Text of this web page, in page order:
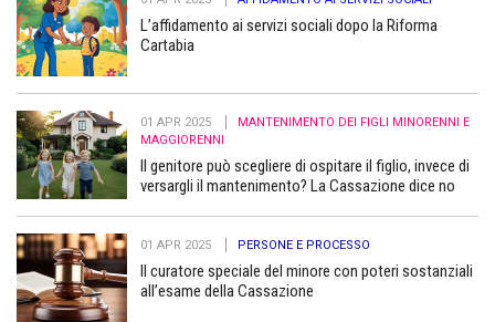
L’affidamento ai servizi sociali dopo la Riforma
Cartabia
01 APR 2025
MANTENIMENTO DEI FIGLI MINORENNI E
MAGGIORENNI
Il genitore può scegliere di ospitare il figlio, invece di
versargli il mantenimento? La Cassazione dice no
01 APR 2025 PERSONE E PROCESSO
Il curatore speciale del minore con poteri sostanziali
all’esame della Cassazione